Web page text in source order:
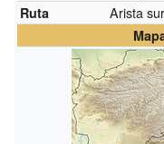
Ruta Arista